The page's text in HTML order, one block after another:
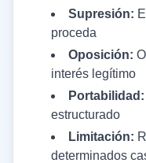
Supresión:
proceda
Oposición:
interés legítimo
Portabilidad:
estructurado
Limitación:
determinados